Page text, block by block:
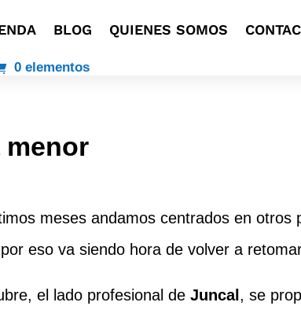
BLOG QUIENES SOMOS
0 elementos
menor
meses andamos centrados en
eso va siendo hora de volver a
el lado profesional deJuncal , se